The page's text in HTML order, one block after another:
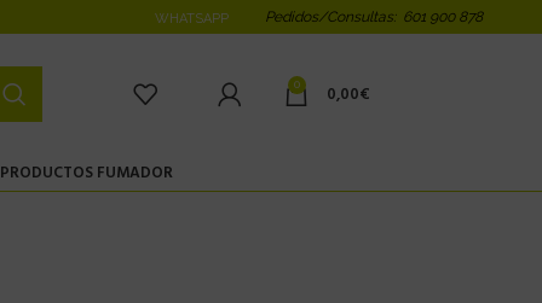
WHATSAPP Pedidos/Consultas: 601 900 878
0 0,00€
PRODUCTOS FUMADOR